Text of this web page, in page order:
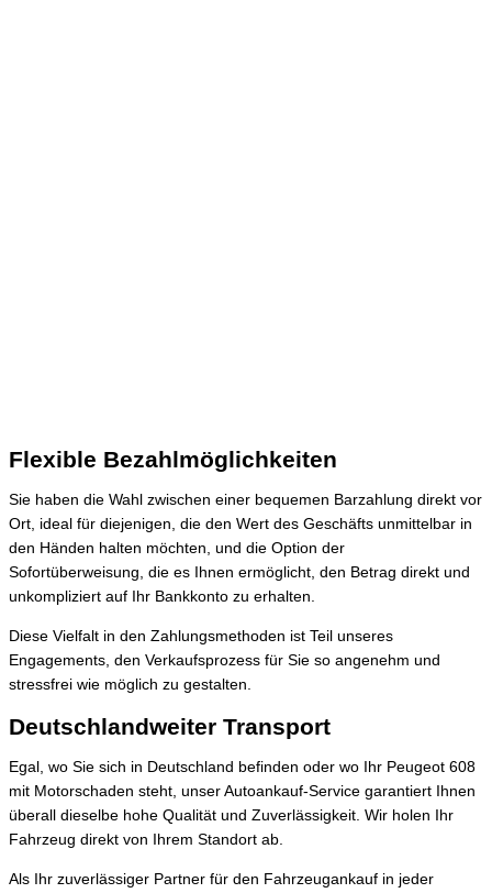
Flexible Bezahlmöglichkeiten
Sie haben die Wahl zwischen einer bequemen Barzahlung direkt vor
Ort, ideal für diejenigen, die den Wert des Geschäfts unmittelbar in
den Händen halten möchten, und die Option der
Sofortüberweisung, die es Ihnen ermöglicht, den Betrag direkt und
unkompliziert auf Ihr Bankkonto zu erhalten.
Diese Vielfalt in den Zahlungsmethoden ist Teil unseres
Engagements, den Verkaufsprozess für Sie so angenehm und
stressfrei wie möglich zu gestalten.
Deutschlandweiter Transport
Egal, wo Sie sich in Deutschland befinden oder wo Ihr Peugeot 608
mit Motorschaden steht, unser Autoankauf-Service garantiert Ihnen
überall dieselbe hohe Qualität und Zuverlässigkeit. Wir holen Ihr
Fahrzeug direkt von Ihrem Standort ab.
Als Ihr zuverlässiger Partner für den Fahrzeugankauf in jeder